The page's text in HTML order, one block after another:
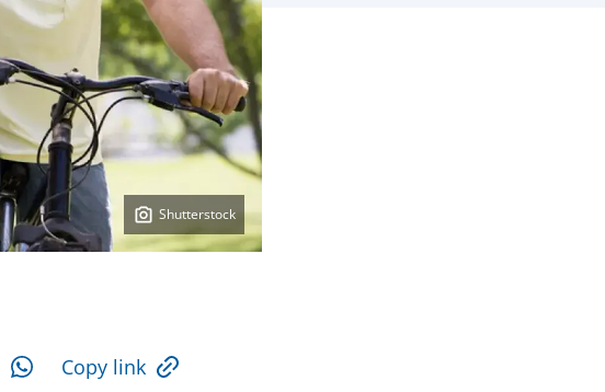
Shutterstock
Copy link